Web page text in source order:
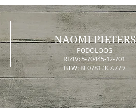
NAOMI PIETERS
PODOLOOG
RIZIV: 5-70445-12-701
BTW: BE0781.307.779